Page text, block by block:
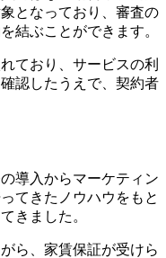
となっており、審査の
結ぶことができます。
ており、サービスの利
認したうえで、契約者
導入からマーケティン
てきたノウハウをもと
きました。
ら、家賃保証が受けら